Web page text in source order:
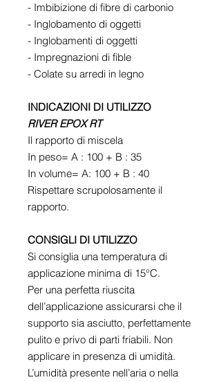
- Imbibizione di fibre di carbonio
- Inglobamento di oggetti
- Inglobamenti di oggetti
- Impregnazioni di fible
- Colate su arredi in legno
INDICAZIONI DI UTILIZZO
RIVER EPOX RT
Il rapporto di miscela
In peso= A : 100 + B : 35
In volume= A: 100 + B : 40
Rispettare scrupolosamente il
rapporto.
CONSIGLI DI UTILIZZO
Si consiglia una temperatura di
applicazione minima di 15°C.
Per una perfetta riuscita
dell’applicazione assicurarsi che il
supporto sia asciutto, perfettamente
pulito e privo di parti friabili. Non
applicare in presenza di umidità.
L’umidità presente nell’aria o nella